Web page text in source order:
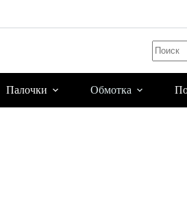
Ничего
не
Палочки Обмотка